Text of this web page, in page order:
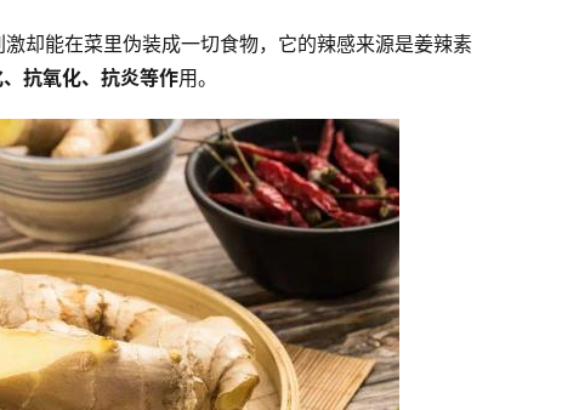
却能在菜里伪装成一切食物，它的辣感来源是姜辣素
抗氧化、抗炎等作用。